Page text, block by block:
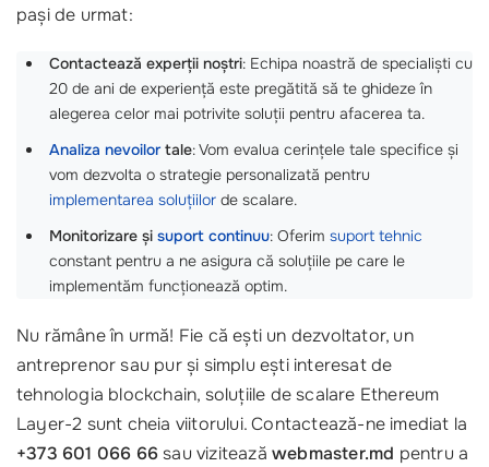
pași de urmat:
Contactează experții noștri: Echipa noastră de specialiști cu
20 de ani de experiență este pregătită să te ghideze în
alegerea celor mai potrivite soluții pentru afacerea ta.
Analiza nevoilortale: Vom evalua cerințele tale specifice și
vom dezvolta o strategie personalizată pentru
implementarea soluțiilor de scalare.
Monitorizare și suport continuu: Oferim suport tehnic
constant pentru a ne asigura că soluțiile pe care le
implementăm funcționează optim.
Nu rămâne în urmă! Fie că ești un dezvoltator, un
antreprenor sau pur și simplu ești interesat de
tehnologia blockchain, soluțiile de scalare Ethereum
Layer-2 sunt cheia viitorului. Contactează-ne imediat la
+373 601 066 66sau vizitează webmaster.md pentru a